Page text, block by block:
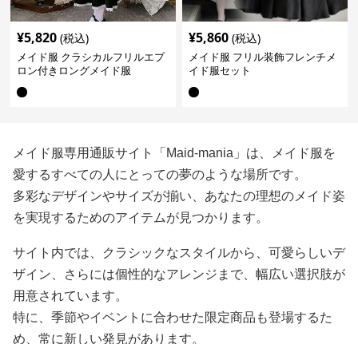
¥5,820 (税込)
メイド服 クラシカルフリルエプ
ロン付きロングメイド服
¥5,860 (税込)
メイド服 フリル装飾フレンチメ
イド服セット
メイド服専用通販サイト「Maid-mania」は、メイド服を
愛するすべての人にとっての夢のような場所です。
多彩なデザインやサイズが揃い、あなたの理想のメイド姿
を実現するためのアイテムが見つかります。
サイト内では、クラシックなスタイルから、可愛らしいデ
ザイン、さらには個性的なアレンジまで、幅広い選択肢が
用意されています。
特に、季節やイベントに合わせた限定商品も登場するた
め、常に新しい発見があります。